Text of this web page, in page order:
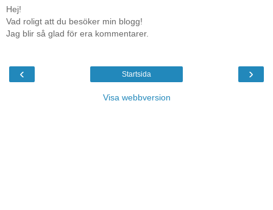
Hej!
Vad roligt att du besöker min blogg!
Jag blir så glad för era kommentarer.
‹ ›
Startsida
Visa webbversion